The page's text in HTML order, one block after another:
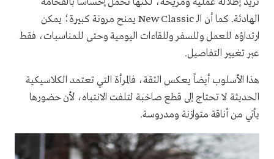
الهادئة. كما أن الـ New Classic يمنح مرونة كبيرة؛ يمكن
ارتداؤه للعمل وللسفر وللقاءات اليومية وحتى للمناسبات، فقط
عبر تغيير التفاصيل.
هذا الأسلوب أيضاً يعكس الثقة، فالمرأة التي تعتمد الكلاسيكية
الحديثة لا تحتاج إلى قطع صاخبة لتلفت الانتباه، لأن حضورها
يأتي من أناقة متوازنة ومدروسة.